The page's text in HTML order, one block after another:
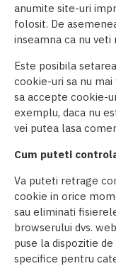
anumite site-uri
folosit. De
inseamna ca nu
Este posibila
cookie-uri sa nu
sa accepte cookie-
exemplu, daca nu
vei putea lasa
Cum puteti
Va puteti retrage
cookie in orice
sau eliminati
browserului dvs.
puse la dispozitie
specifice pentru